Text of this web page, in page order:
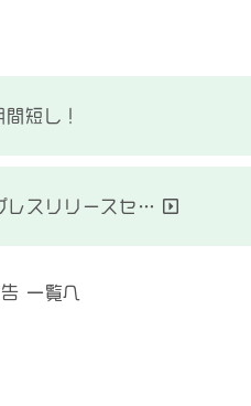
短し！
スリリースセ…
一覧へ